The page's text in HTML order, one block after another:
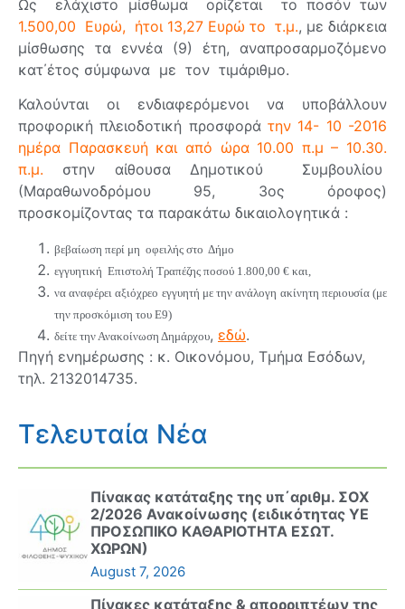
Ως ελάχιστο μίσθωμα ορίζεται το ποσόν των
1.500,00 Ευρώ, ήτοι 13,27 Ευρώ το τ.μ., με διάρκεια
μίσθωσης τα εννέα (9) έτη, αναπροσαρμοζόμενο
κατ΄έτος σύμφωνα με τον τιμάριθμο.
Καλούνται οι ενδιαφερόμενοι να υποβάλλουν
προφορική πλειοδοτική προσφορά την 14- 10 -2016
ημέρα Παρασκευή και από ώρα 10.00 π.μ – 10.30.
π.μ. στην αίθουσα Δημοτικού Συμβουλίου
(Μαραθωνοδρόμου 95, 3ος όροφος)
προσκομίζοντας τα παρακάτω δικαιολογητικά :
βεβαίωση περί μη οφειλής στο Δήμο
εγγυητική Επιστολή Τραπέζης ποσού 1.800,00 € και,
να αναφέρει αξιόχρεο εγγυητή με την ανάλογη ακίνητη περιουσία (με
την προσκόμιση του Ε9)
δείτε την Ανακοίνωση Δημάρχου, εδώ.
Πηγή ενημέρωσης : κ. Οικονόμου, Τμήμα Εσόδων,
τηλ. 2132014735.
Τελευταία Νέα
Πίνακας κατάταξης της υπ΄αριθμ. ΣΟΧ
2/2026 Ανακοίνωσης (ειδικότητας ΥΕ
ΠΡΟΣΩΠΙΚΟ ΚΑΘΑΡΙΟΤΗΤΑ ΕΣΩΤ.
ΧΩΡΩΝ)
August 7, 2026
Πίνακες κατάταξης & απορριπτέων της